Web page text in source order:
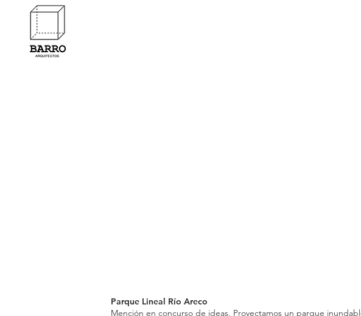
Parque Lineal Río Areco
Mención en concurso de ideas. Proyectamos un parque